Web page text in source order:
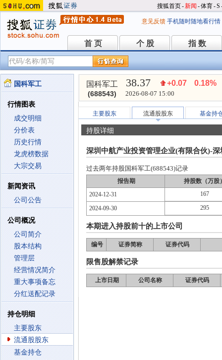
搜狐首页-新闻 -体育-S
意见反馈 手机随时随地看行情
首 页
首 页 个 股
个 股 指 数
指 数
国科军工
行情图表
成交明细
分价表
历史行情
龙虎榜数据
大宗交易
新闻资讯
公司公告
公司概况
公司简介
股本结构
管理层
经营情况简介
重大事项备忘
分红送配记录
持仓明细
主要股东
流通股股东
基金持仓
国科军工
(688543)
38.37 +0.07 0.18%
2026-08-07 15:00
主要股东 流通股股东 基金持
持股详细
深圳中航产业投资管理企业(有限合伙)-
过去两年持股国科军工(688543)记录
报告期
持股数（万股
2024-12-31
167
2024-09-30 295
本期进入持股前十的上市公司
编号 证券简称 证券代码
限售股解禁记录
上市日期 公司名称 证券代码